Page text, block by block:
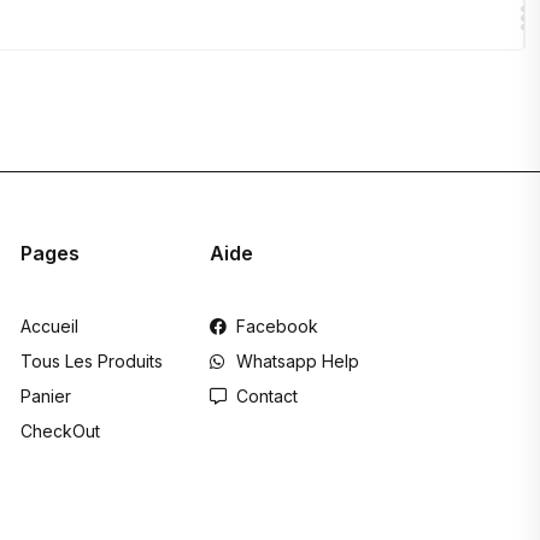
Pages
Accueil
Tous Les Produits
Panier
CheckOut
Aide
Facebook
Whatsapp Help
Contact